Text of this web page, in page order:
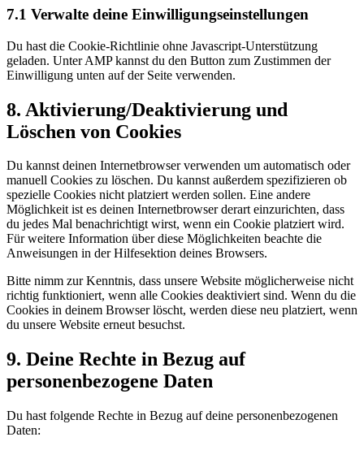
7.1 Verwalte deine Einwilligungseinstellungen
Du hast die Cookie-Richtlinie ohne Javascript-Unterstützung
geladen. Unter AMP kannst du den Button zum Zustimmen der
Einwilligung unten auf der Seite verwenden.
8. Aktivierung/Deaktivierung und
Löschen von Cookies
Du kannst deinen Internetbrowser verwenden um automatisch oder
manuell Cookies zu löschen. Du kannst außerdem spezifizieren ob
spezielle Cookies nicht platziert werden sollen. Eine andere
Möglichkeit ist es deinen Internetbrowser derart einzurichten, dass
du jedes Mal benachrichtigt wirst, wenn ein Cookie platziert wird.
Für weitere Information über diese Möglichkeiten beachte die
Anweisungen in der Hilfesektion deines Browsers.
Bitte nimm zur Kenntnis, dass unsere Website möglicherweise nicht
richtig funktioniert, wenn alle Cookies deaktiviert sind. Wenn du die
Cookies in deinem Browser löscht, werden diese neu platziert, wenn
du unsere Website erneut besuchst.
9. Deine Rechte in Bezug auf
personenbezogene Daten
Du hast folgende Rechte in Bezug auf deine personenbezogenen
Daten: